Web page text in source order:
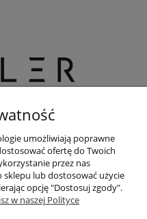
220 070
Toruńska 151,
umożliwiają poprawne
ofertę do Twoich
przez nas
lub dostosować użycie
opcję "Dostosuj zgody".
w naszej Polityce